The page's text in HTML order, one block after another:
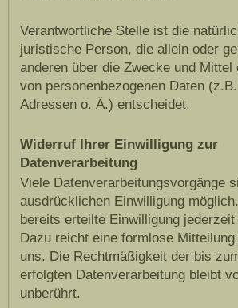
Verantwortliche Stelle ist die
juristische Person, die allein oder
anderen über die Zwecke und Mittel
von personenbezogenen Daten
Adressen o. Ä.) entscheidet.
Widerruf Ihrer Einwilligung zur
Datenverarbeitung
Viele Datenverarbeitungsvorgänge
ausdrücklichen Einwilligung
bereits erteilte Einwilligung jederzeit
Dazu reicht eine formlose
uns. Die Rechtmäßigkeit der bis
erfolgten Datenverarbeitung bleibt
unberührt.